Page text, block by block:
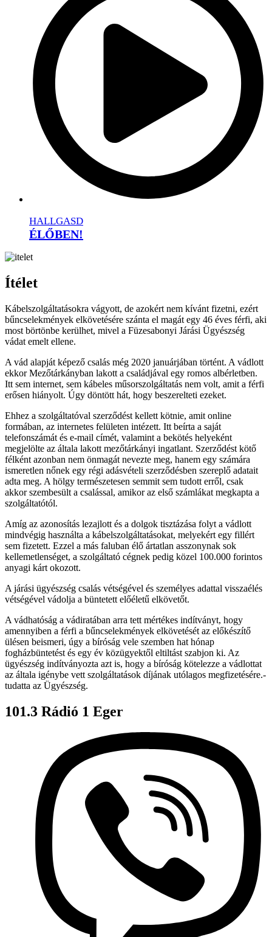
HALLGASD
ÉLŐBEN!
Ítélet
Kábelszolgáltatásokra vágyott, de azokért nem kívánt fizetni, ezért
bűncselekmények elkövetésére szánta el magát egy 46 éves férfi, aki
most börtönbe kerülhet, mivel a Füzesabonyi Járási Ügyészség
vádat emelt ellene.
A vád alapját képező csalás még 2020 januárjában történt. A vádlott
ekkor Mezőtárkányban lakott a családjával egy romos albérletben.
Itt sem internet, sem kábeles műsorszolgáltatás nem volt, amit a férfi
erősen hiányolt. Úgy döntött hát, hogy beszerelteti ezeket.
Ehhez a szolgáltatóval szerződést kellett kötnie, amit online
formában, az internetes felületen intézett. Itt beírta a saját
telefonszámát és e-mail címét, valamint a bekötés helyeként
megjelölte az általa lakott mezőtárkányi ingatlant. Szerződést kötő
félként azonban nem önmagát nevezte meg, hanem egy számára
ismeretlen nőnek egy régi adásvételi szerződésben szereplő adatait
adta meg. A hölgy természetesen semmit sem tudott erről, csak
akkor szembesült a csalással, amikor az első számlákat megkapta a
szolgáltatótól.
Amíg az azonosítás lezajlott és a dolgok tisztázása folyt a vádlott
mindvégig használta a kábelszolgáltatásokat, melyekért egy fillért
sem fizetett. Ezzel a más faluban élő ártatlan asszonynak sok
kellemetlenséget, a szolgáltató cégnek pedig közel 100.000 forintos
anyagi kárt okozott.
A járási ügyészség csalás vétségével és személyes adattal visszaélés
vétségével vádolja a büntetett előéletű elkövetőt.
A vádhatóság a vádiratában arra tett mértékes indítványt, hogy
amennyiben a férfi a bűncselekmények elkövetését az előkészítő
ülésen beismeri, úgy a bíróság vele szemben hat hónap
fogházbüntetést és egy év közügyektől eltiltást szabjon ki. Az
ügyészség indítványozta azt is, hogy a bíróság kötelezze a vádlottat
az általa igénybe vett szolgáltatások díjának utólagos megfizetésére.-
tudatta az Ügyészség.
101.3 Rádió 1 Eger